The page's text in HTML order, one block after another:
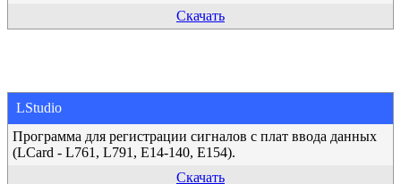
Скачать
LStudio
Программа для регистрации сигналов с плат ввода данных
(LCard - L761, L791, E14-140, E154).
Скачать